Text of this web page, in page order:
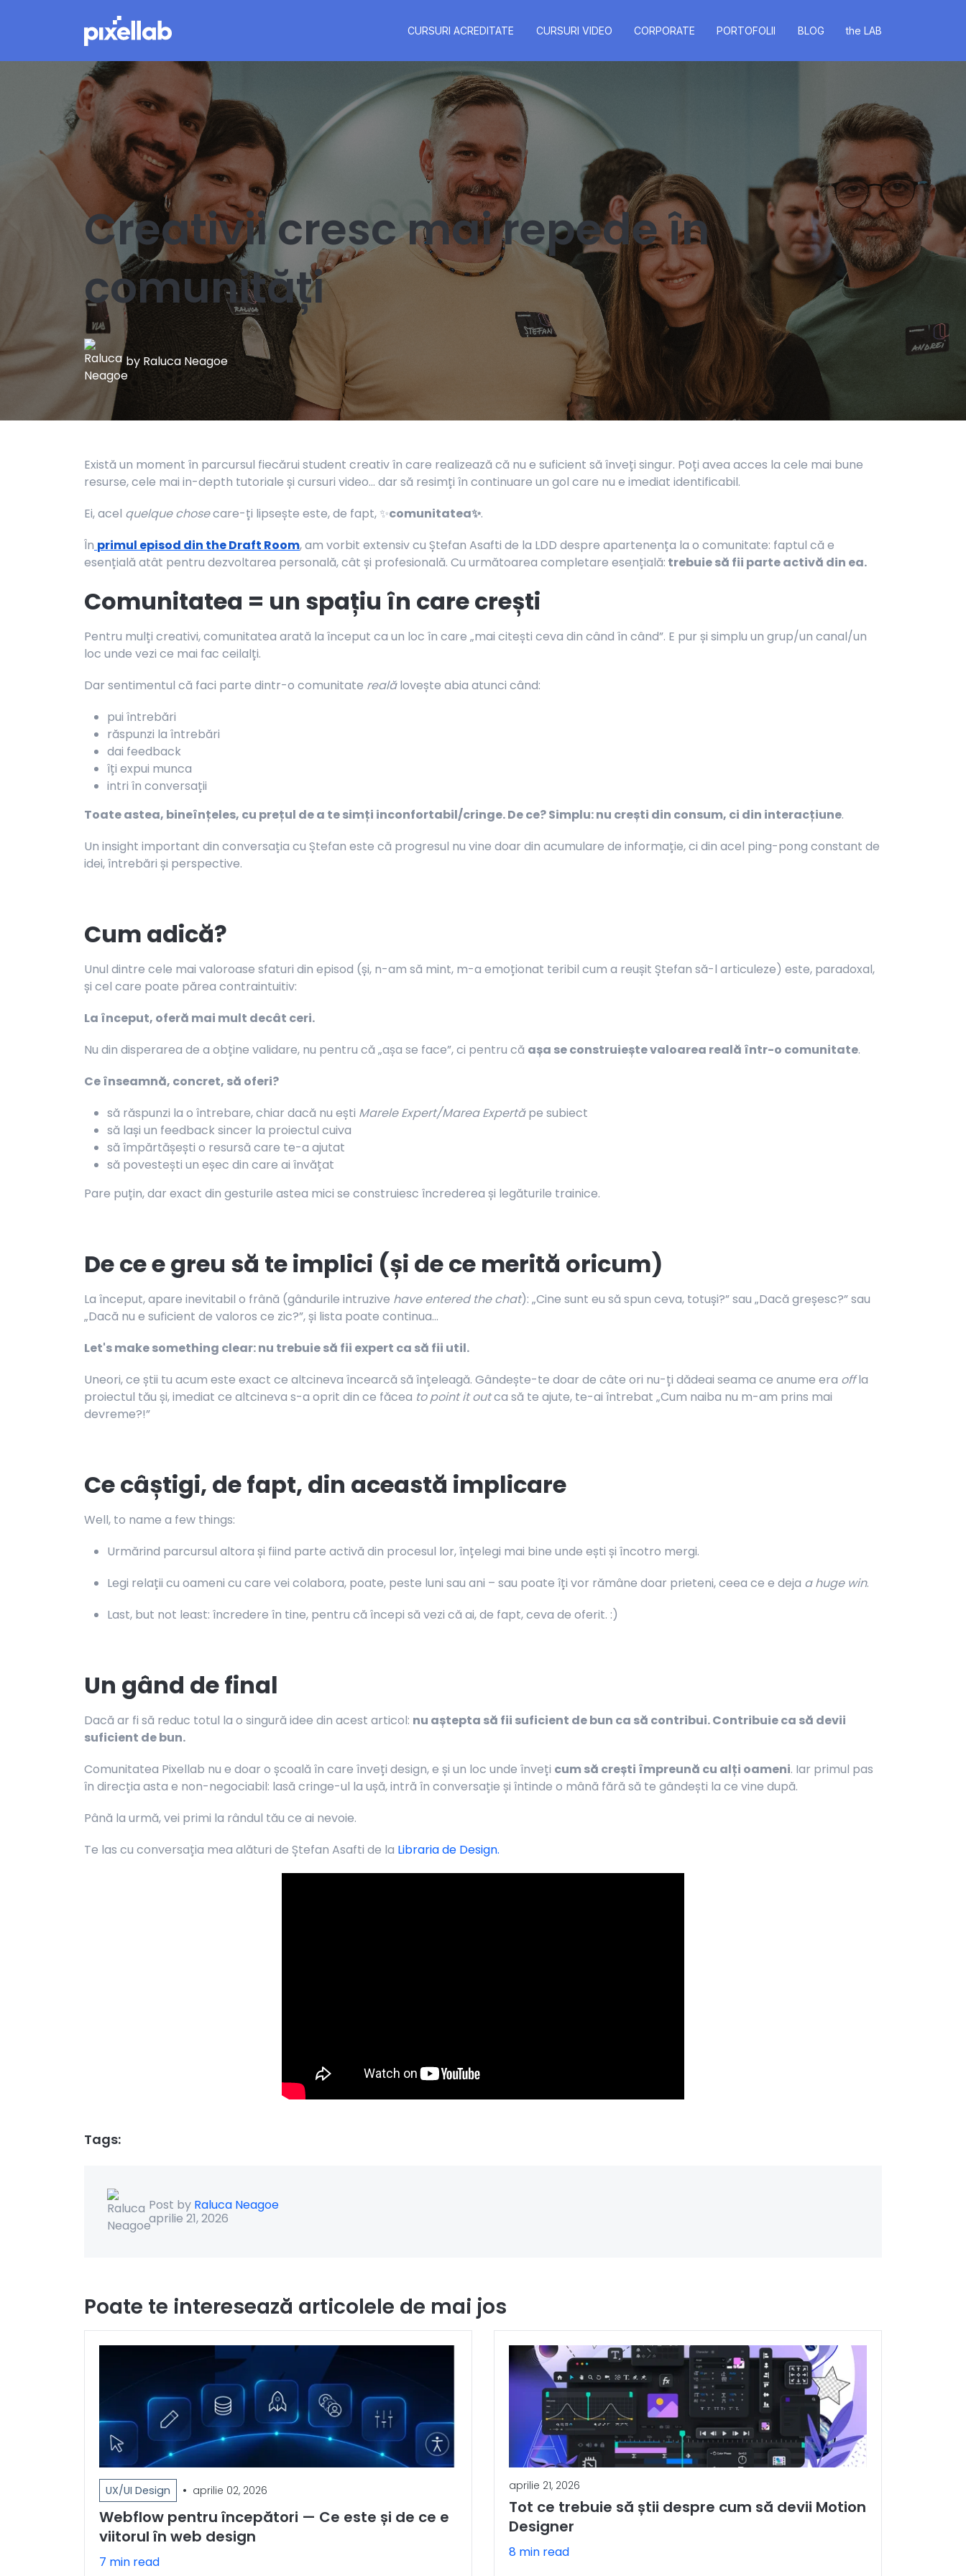
CURSURI ACREDITATE CURSURI VIDEO CORPORATE PORTOFOLII BLOG the LAB
Creativii cresc mai repede în
comunități
by Raluca Neagoe
Există un moment în parcursul fiecărui student creativ în care realizează că nu e suficient să înveți singur. Poți avea acces la cele mai bune
resurse, cele mai in-depth tutoriale și cursuri video... dar să resimți în continuare un gol care nu e imediat identificabil.
Ei, acel quelque chosecare-ți lipsește este, de fapt, ✨comunitatea✨.
În primul episod din the Draft Room, am vorbit extensiv cu Ștefan Asafti de la LDD despre apartenența la o comunitate: faptul că e
esențială atât pentru dezvoltarea personală, cât și profesională. Cu următoarea completare esențială: trebuie să fii parte activă din ea.
Comunitatea = un spațiu în care crești
Pentru mulți creativi, comunitatea arată la început ca un loc în care „mai citești ceva din când în când”. E pur și simplu un grup/un canal/un
loc unde vezi ce mai fac ceilalți.
Dar sentimentul că faci parte dintr-o comunitate realălovește abia atunci când:
pui întrebări
răspunzi la întrebări
dai feedback
îți expui munca
intri în conversații
Toate astea, bineînțeles, cu prețul de a te simți inconfortabil/cringe.De ce? Simplu: nu crești din consum, ci din interacțiune.
Un insight important din conversația cu Ștefan este că progresul nu vine doar din acumulare de informație, ci din acel ping-pong constant de
idei, întrebări și perspective.
Cum adică?
Unul dintre cele mai valoroase sfaturi din episod (și, n-am să mint, m-a emoționat teribil cum a reușit Ștefan să-l articuleze) este, paradoxal,
și cel care poate părea contraintuitiv:
La început, oferă mai mult decât ceri.
Nu din disperarea de a obține validare, nu pentru că „așa se face”, ci pentru că așa se construiește valoarea reală într-o comunitate.
Ce înseamnă, concret, să oferi?
să răspunzi la o întrebare, chiar dacă nu ești Marele Expert/Marea Expertăpe subiect
să lași un feedback sincer la proiectul cuiva
să împărtășești o resursă care te-a ajutat
să povestești un eșec din care ai învățat
Pare puțin, dar exact din gesturile astea mici se construiesc încrederea și legăturile trainice.
De ce e greu să te implici (și de ce merită oricum)
La început, apare inevitabil o frână (gândurile intruzive have entered the chat): „Cine sunt eu să spun ceva, totuși?” sau „Dacă greșesc?” sau
„Dacă nu e suficient de valoros ce zic?”, și lista poate continua...
Let's make something clear: nu trebuie să fii expert ca să fii util.
Uneori, ce știi tu acum este exact ce altcineva încearcă să înțeleagă. Gândește-te doar de câte ori nu-ți dădeai seama ce anume era offla
proiectul tău și, imediat ce altcineva s-a oprit din ce făcea to point it outca să te ajute, te-ai întrebat „Cum naiba nu m-am prins mai
devreme?!”
Ce câștigi, de fapt, din această implicare
Well, to name a few things:
Urmărind parcursul altora și fiind parte activă din procesul lor, înțelegi mai bine unde ești și încotro mergi.
Legi relații cu oameni cu care vei colabora, poate, peste luni sau ani – sau poate îți vor rămâne doar prieteni, ceea ce e deja a huge win.
Last, but not least: încredere în tine, pentru că începi să vezi că ai, de fapt, ceva de oferit. :)
Un gând de final
Dacă ar fi să reduc totul la o singură idee din acest articol: nu aștepta să fii suficient de bun ca să contribui. Contribuie ca să devii
suficient de bun.
Comunitatea Pixellab nu e doar o școală în care înveți design, e și un loc unde înveți cum să crești împreună cu alți oameni. Iar primul pas
în direcția asta e non-negociabil: lasă cringe-ul la ușă, intră în conversație și întinde o mână fără să te gândești la ce vine după.
Până la urmă, vei primi la rândul tău ce ai nevoie.
Te las cu conversația mea alături de Ștefan Asafti de la Libraria de Design.
Tags:
Post by Raluca Neagoe
aprilie 21, 2026
Poate te interesează articolele de mai jos
UX/UI Design • aprilie 02, 2026
Webflow pentru începători — Ce este și de ce e
viitorul în web design
7 min read
aprilie 21, 2026
Tot ce trebuie să știi despre cum să devii Motion
Designer
8 min read